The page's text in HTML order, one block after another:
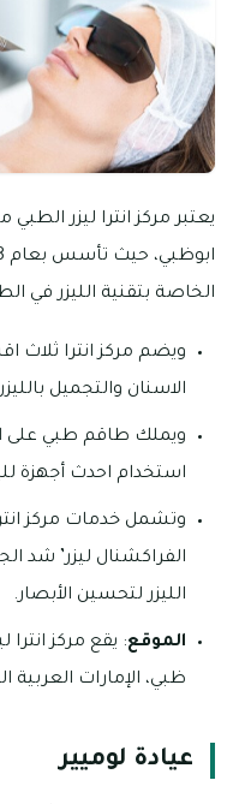
يعتبر مركز انترا ليزر الطبي
الخاصة بتقنية الليزر في
ويضم مركز انترا
الاسنان والتجميل
ويملك طاقم طبي على
استخدام احدث أجهزة
وتشمل خدمات مركز انتر
الفراكشنال ليزر’ شد
الليزر لتحسين الأبصار.
الموقع
ظبي، الإمارات العربية
عيادة لوميير